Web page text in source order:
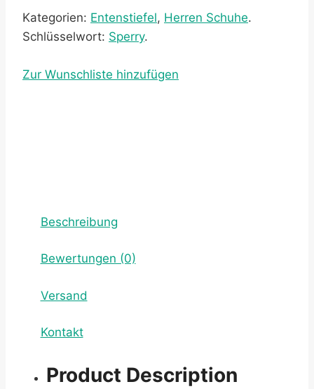
Kategorien: Entenstiefel, Herren Schuhe.
Schlüsselwort: Sperry.
Zur Wunschliste hinzufügen
Beschreibung
Bewertungen (0)
Versand
Kontakt
Product Description